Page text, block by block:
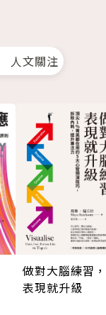
人文關注
做對大腦練習，
表現就升級